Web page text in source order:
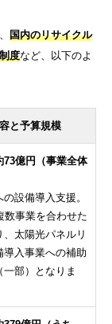
国内のリサイクル
度など、以下のよ
と予算規模
73億円（事業全体
設備導入支援。
事業を合わせた
太陽光パネルリ
導入事業への補助
一部）となりま